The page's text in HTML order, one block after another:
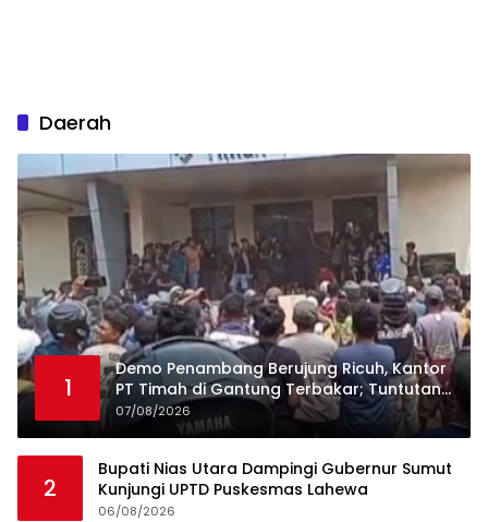
Daerah
1
Demo Penambang Berujung Ricuh, Kantor
PT Timah di Gantung Terbakar; Tuntutan
Tata Niaga Timah Jadi Sorotan
07/08/2026
2
Bupati Nias Utara Dampingi Gubernur Sumut
Kunjungi UPTD Puskesmas Lahewa
06/08/2026